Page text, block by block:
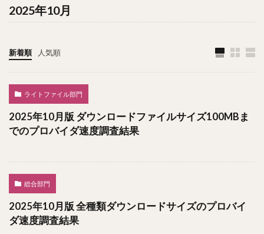
2025年10月
新着順 人気順
ライトファイル部門
2025年10月版 ダウンロードファイルサイズ100MBま
でのプロバイダ速度調査結果
総合部門
2025年10月版 全種類ダウンロードサイズのプロバイ
ダ速度調査結果